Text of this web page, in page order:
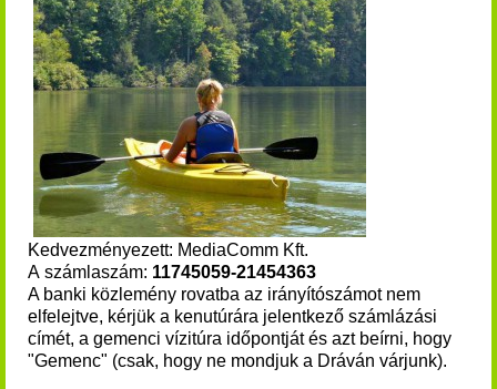
Kedvezményezett: MediaComm Kft.
A számlaszám: 11745059-21454363
A banki közlemény rovatba az irányítószámot nem
elfelejtve, kérjük a kenutúrára jelentkező számlázási
címét, a gemenci vízitúra időpontját és azt beírni, hogy
"Gemenc" (csak, hogy ne mondjuk a Dráván várjunk).